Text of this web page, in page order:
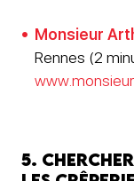
Monsieur
Rennes (2
5.